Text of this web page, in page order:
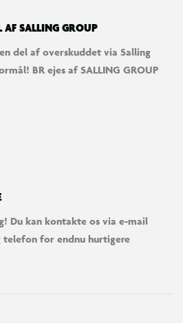
AF SALLING GROUP
del af overskuddet via Salling
BR ejes af SALLING GROUP
Du kan kontakte os via e-mail
for endnu hurtigere